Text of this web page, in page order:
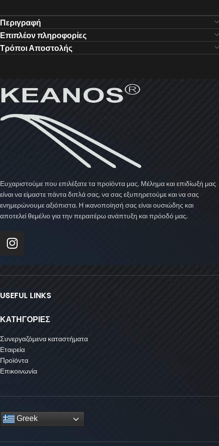
Περιγραφή
Επιπλέον πληροφορίες
Τρόποι Αποστολής
Ευχαριστούμε που επιλέξατε τα προϊόντα μας. Μέλημα και επιδίωξή μας
είναι να είμαστε πάντα διπλά σας, να σας εξυπηρετούμε και να σας
ενημερώνουμε αξιόπιστα. Η ικανοποίησή σας είναι ουσιώδης και
αποτελεί θεμέλιο για την περαιτέρω ανάπτυξη και πρόοδό μας.
USEFUL LINKS
ΚΑΤΗΓΟΡΙΕΣ
Συνεργαζόμενα καταστήματα
Εταιρεία
Προϊόντα
Επικοινωνία
Greek